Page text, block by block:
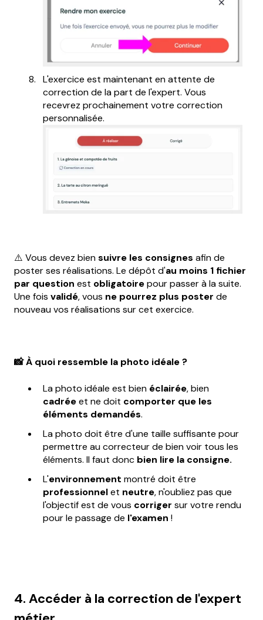
L'exercice est maintenant en attente de
correction de la part de l'expert. Vous
recevrez prochainement votre correction
personnalisée.
⚠️ Vous devez biensuivre les consignes afin de
poster ses réalisations. Le dépôt d'au moins 1 fichier
par question est obligatoirepour passer à la suite.
Une fois validé, vous ne pourrez plus poster de
nouveau vos réalisations sur cet exercice.
📸 À quoi ressemble la photo idéale ?
La photo idéale est bien éclairée, bien
cadréeet ne doit comporter que les
éléments demandés.
La photo doit être d'une taille suffisante pour
permettre au correcteur de bien voir tous les
éléments. Il faut donc bien lire la consigne.
L'environnement montré doit être
professionnelet neutre, n'oubliez pas que
l'objectif est de vous corriger sur votre rendu
pour le passage de l'examen !
4. Accéder à la correction de l'expert